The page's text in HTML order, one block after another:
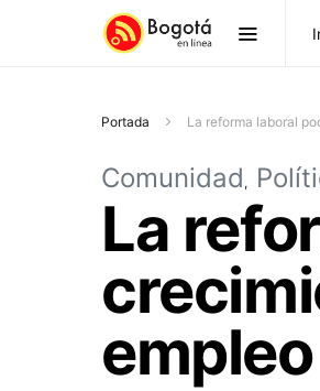
Portada La reforma laboral
Comunidad
La